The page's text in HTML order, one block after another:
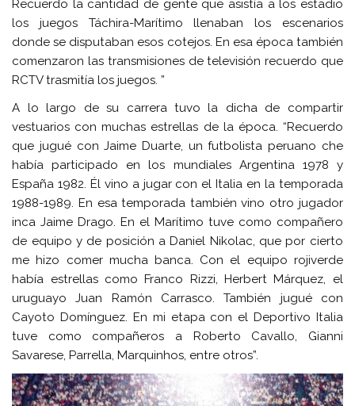
Recuerdo la cantidad de gente que asistía a los estadio
los juegos Táchira-Marítimo llenaban los escenarios
donde se disputaban esos cotejos. En esa época también
comenzaron las transmisiones de televisión recuerdo que
RCTV trasmitía los juegos. ”
A lo largo de su carrera tuvo la dicha de compartir
vestuarios con muchas estrellas de la época. “Recuerdo
que jugué con Jaime Duarte, un futbolista peruano che
había participado en los mundiales Argentina 1978 y
España 1982. Él vino a jugar con el Italia en la temporada
1988-1989. En esa temporada también vino otro jugador
inca Jaime Drago. En el Marítimo tuve como compañero
de equipo y de posición a Daniel Nikolac, que por cierto
me hizo comer mucha banca. Con el equipo rojiverde
había estrellas como Franco Rizzi, Herbert Márquez, el
uruguayo Juan Ramón Carrasco. También jugué con
Cayoto Domínguez. En mi etapa con el Deportivo Italia
tuve como compañeros a Roberto Cavallo, Gianni
Savarese, Parrella, Marquinhos, entre otros”.